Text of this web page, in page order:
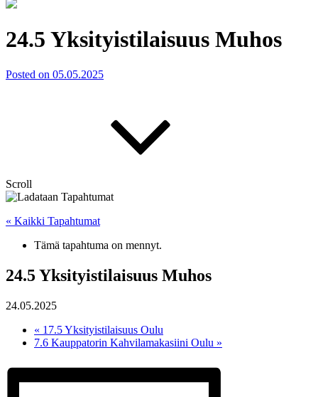
24.5 Yksityistilaisuus Muhos
Posted on 05.05.2025
Scroll
« Kaikki Tapahtumat
Tämä tapahtuma on mennyt.
24.5 Yksityistilaisuus Muhos
24.05.2025
« 17.5 Yksityistilaisuus Oulu
7.6 Kauppatorin Kahvilamakasiini Oulu »